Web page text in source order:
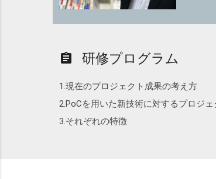
assignment 研修プログラム
1.現在のプロジェクト成果の考え方
2.PoCを用いた新技術に対するプロジ
3.それぞれの特徴